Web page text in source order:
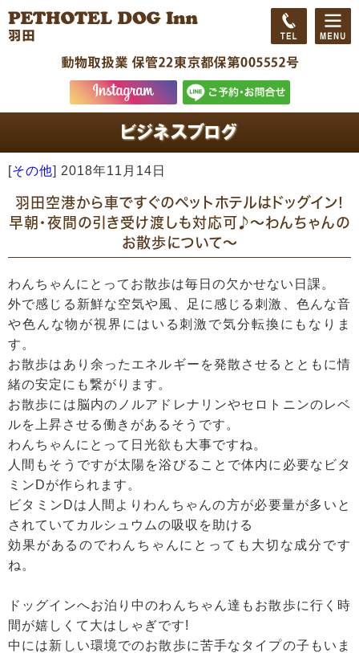
[その他] 2018年11月14日
羽田空港から車ですぐのペットホテルはドッグイン!
早朝・夜間の引き受け渡しも対応可♪～わんちゃんの
お散歩について～
わんちゃんにとってお散歩は毎日の欠かせない日課。
外で感じる新鮮な空気や風、足に感じる刺激、色んな音
や色んな物が視界にはいる刺激で気分転換にもなりま
す。
お散歩はあり余ったエネルギーを発散させるとともに情
緒の安定にも繋がります。
お散歩には脳内のノルアドレナリンやセロトニンのレベ
ルを上昇させる働きがあるそうです。
わんちゃんにとって日光欲も大事ですね。
人間もそうですが太陽を浴びることで体内に必要なビタ
ミンDが作られます。
ビタミンDは人間よりわんちゃんの方が必要量が多いと
されていてカルシュウムの吸収を助ける
効果があるのでわんちゃんにとっても大切な成分です
ね。
ドッグインへお泊り中のわんちゃん達もお散歩に行く時
間が嬉しくて大はしゃぎです!
中には新しい環境でのお散歩に苦手なタイプの子もいま